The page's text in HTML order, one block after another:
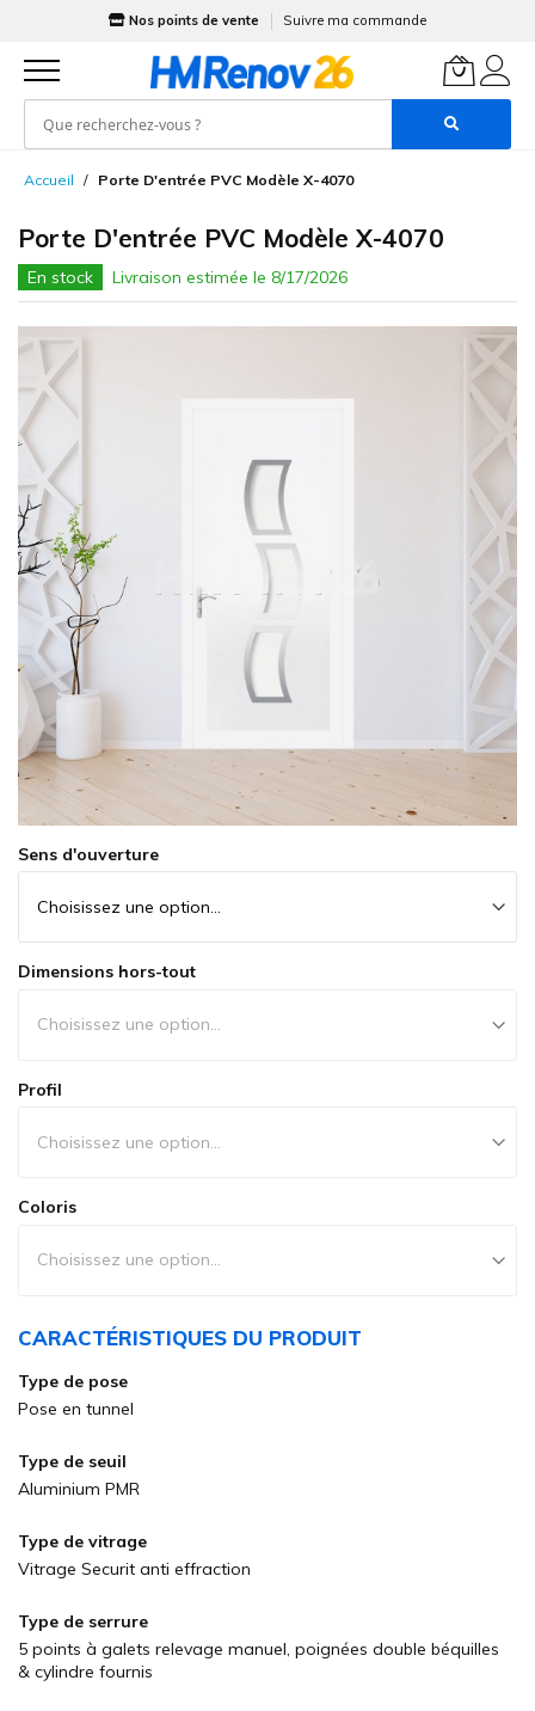
Nos points de vente Suivre ma commande
Accueil Porte D'entrée PVC Modèle X-4070
Porte D'entrée PVC Modèle X-4070
En stock
Skip
to
end
of
the
images
gallery
to
beginning
the
images
Sens d'ouverture
Dimensions hors-tout
Profil
Coloris
CARACTÉRISTIQUES DU PRODUIT
Type de pose
Pose en tunnel
Type de seuil
Aluminium PMR
Type de vitrage
Vitrage Securit anti effraction
Type de serrure
5 points à galets relevage manuel, poignées double béquilles
& cylindre fournis